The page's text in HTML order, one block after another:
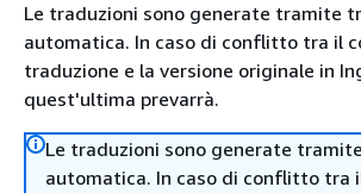
Le traduzioni sono generate tramite
automatica. In caso di conflitto tra il
traduzione e la versione originale in
quest'ultima prevarrà.
Le traduzioni sono generate
automatica. In caso di conflitto tra